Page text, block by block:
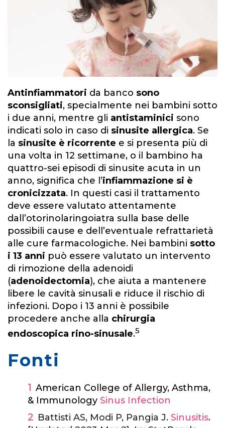
Antinfiammatori da banco sono
sconsigliati, specialmente nei bambini sotto
i due anni, mentre gli antistaminici sono
indicati solo in caso di sinusite allergica. Se
la sinusite è ricorrente e si presenta più di
una volta in 12 settimane, o il bambino ha
quattro-sei episodi di sinusite acuta in un
anno, significa che l’infiammazione si è
cronicizzata. In questi casi il trattamento
deve essere valutato attentamente
dall’otorinolaringoiatra sulla base delle
possibili cause e dell’eventuale refrattarietà
alle cure farmacologiche. Nei bambini sotto
i 13 anni può essere valutato un intervento
di rimozione della adenoidi
(adenoidectomia), che aiuta a mantenere
libere le cavità sinusali e riduce il rischio di
infezioni. Dopo i 13 anni è possibile
procedere anche alla chirurgia
endoscopica rino-sinusale.5
Fonti
American College of Allergy, Asthma,
& Immunology Sinus Infection
Battisti AS, Modi P, Pangia J. Sinusitis.